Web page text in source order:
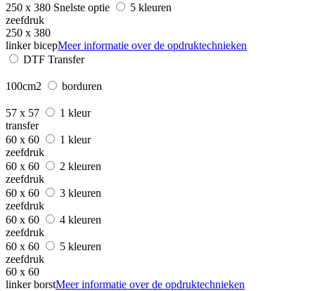
250 x 380 Snelste optie
5 kleuren
zeefdruk
250 x 380
linker bicepMeer informatie over de opdruktechnieken
DTF Transfer
100cm2 borduren
57 x 57
1 kleur
transfer
60 x 60
1 kleur
zeefdruk
60 x 60
2 kleuren
zeefdruk
60 x 60
3 kleuren
zeefdruk
60 x 60
4 kleuren
zeefdruk
60 x 60
5 kleuren
zeefdruk
60 x 60
linker borstMeer informatie over de opdruktechnieken